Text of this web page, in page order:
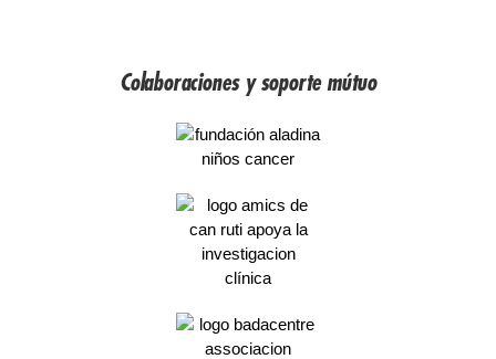
Colaboraciones y soporte mútuo